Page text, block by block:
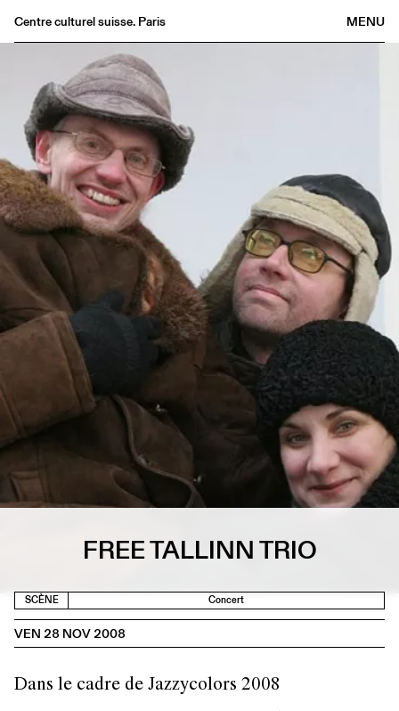
MENU
Centre culturel suisse. Paris
Librairie
Buvette
Archives
Médiathèque
Éditions
Informations
EN
FREE TALLINN TRIO
SCÈNE Concert
VEN 28 NOV 2008
Dans le cadre de Jazzycolors 2008